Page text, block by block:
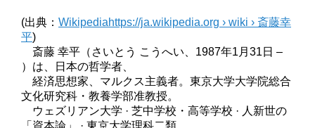
(出典： Wikipediahttps://ja.wikipedia.org › wiki › 斎藤幸
平)
斎藤 幸平（さいとう こうへい、1987年1月31日 –
）は、日本の哲学者、
経済思想家、マルクス主義者。東京大学大学院総合
文化研究科・教養学部准教授。
‎ウェズリアン大学 · ‎芝中学校・高等学校 · ‎人新世の